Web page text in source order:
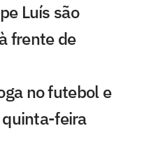
Luís são
frente de
no futebol e
quinta-feira